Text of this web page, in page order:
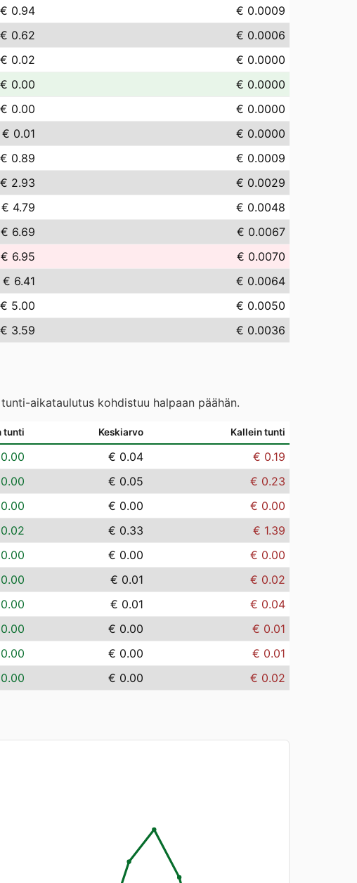
€ 0.94
€ 0.0009
€ 0.62
€ 0.0006
€ 0.02
€ 0.0000
€ 0.00
€ 0.0000
€ 0.00
€ 0.0000
€ 0.01
€ 0.0000
€ 0.89
€ 0.0009
€ 2.93
€ 0.0029
€ 4.79
€ 0.0048
€ 6.69
€ 0.0067
€ 6.95
€ 0.0070
€ 6.41
€ 0.0064
€ 5.00
€ 0.0050
€ 3.59 € 0.0036
aikataulutus kohdistuu halpaan päähän.
tunti Keskiarvo Kallein tunti
€ 0.04
€ 0.19
€ 0.05
€ 0.23
€ 0.00
€ 0.00
€ 0.33
€ 1.39
€ 0.00
€ 0.00
€ 0.01
€ 0.02
€ 0.01
€ 0.04
€ 0.00
€ 0.01
€ 0.00
€ 0.01
€ 0.00 € 0.02